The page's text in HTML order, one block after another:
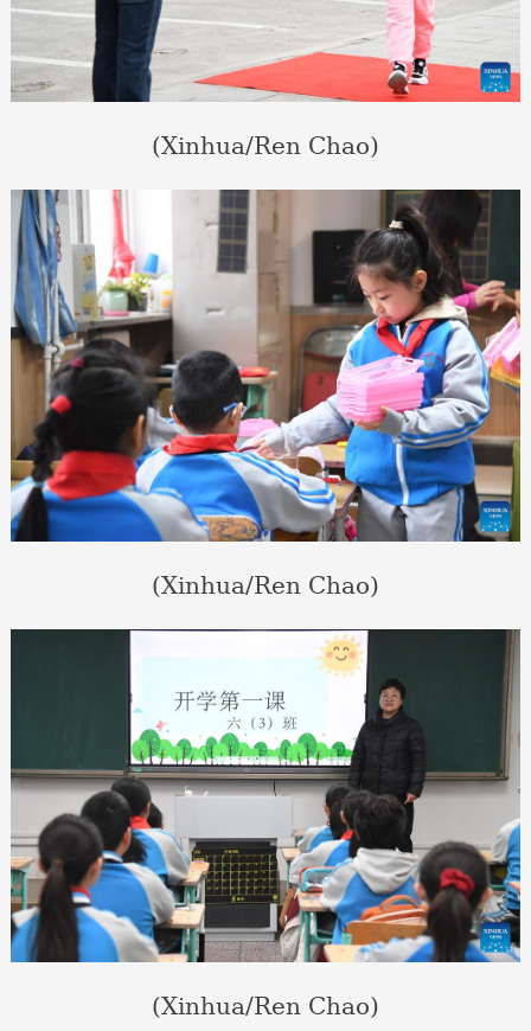
(Xinhua/Ren Chao)
(Xinhua/Ren Chao)
(Xinhua/Ren Chao)